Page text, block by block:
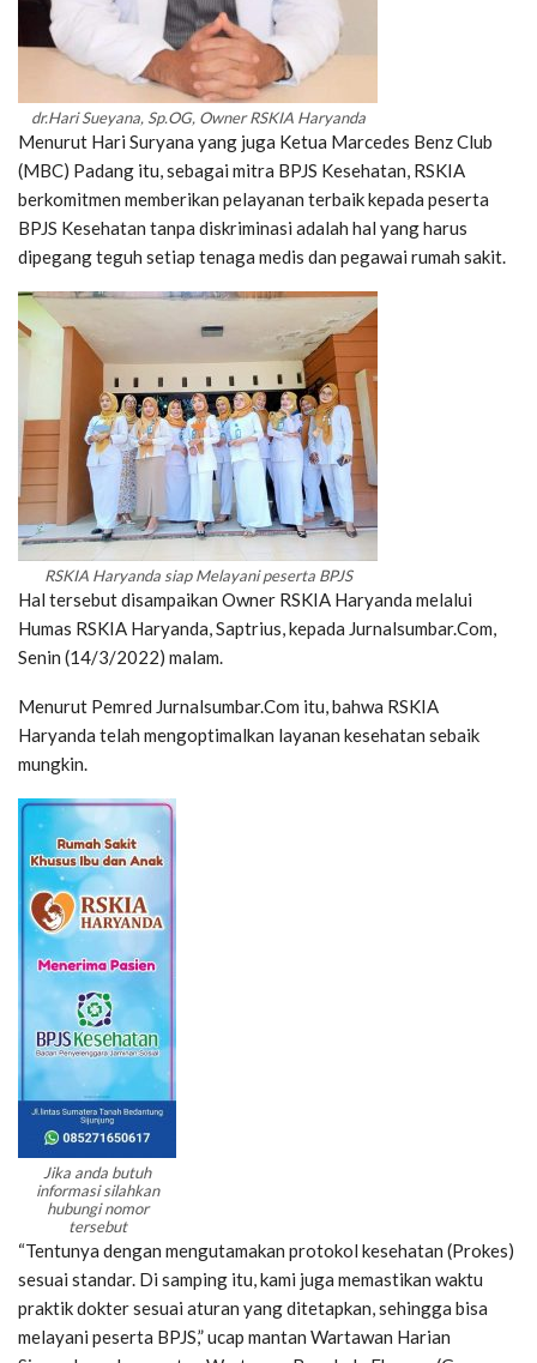
dr.Hari Sueyana, Sp.OG, Owner RSKIA Haryanda
Menurut Hari Suryana yang juga Ketua Marcedes Benz Club
(MBC) Padang itu, sebagai mitra BPJS Kesehatan, RSKIA
berkomitmen memberikan pelayanan terbaik kepada peserta
BPJS Kesehatan tanpa diskriminasi adalah hal yang harus
dipegang teguh setiap tenaga medis dan pegawai rumah sakit.
RSKIA Haryanda siap Melayani peserta BPJS
Hal tersebut disampaikan Owner RSKIA Haryanda melalui
Humas RSKIA Haryanda, Saptrius, kepada Jurnalsumbar.Com,
Senin (14/3/2022) malam.
Menurut Pemred Jurnalsumbar.Com itu, bahwa RSKIA
Haryanda telah mengoptimalkan layanan kesehatan sebaik
mungkin.
Jika anda butuh
informasi silahkan
hubungi nomor
tersebut
“Tentunya dengan mengutamakan protokol kesehatan (Prokes)
sesuai standar. Di samping itu, kami juga memastikan waktu
praktik dokter sesuai aturan yang ditetapkan, sehingga bisa
melayani peserta BPJS,” ucap mantan Wartawan Harian